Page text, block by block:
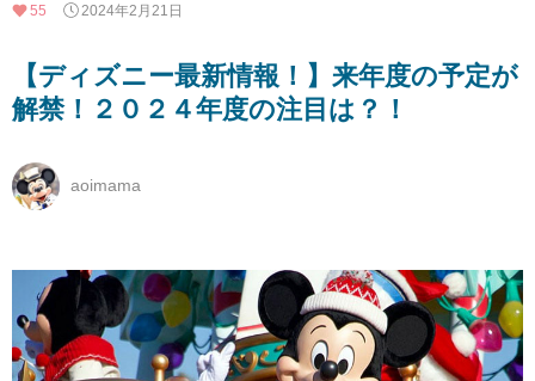
55 2024年2月21日
【ディズニー最新情報！】来年度の予定が
解禁！２０２４年度の注目は？！
aoimama